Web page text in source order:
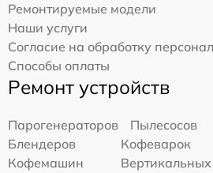
Ремонтируемые модели
Наши услуги
Согласие на обработку
Способы оплаты
Ремонт устройств
Парогенераторов
Пылесосов
Блендеров
Кофеварок
Кофемашин
Вертикальных